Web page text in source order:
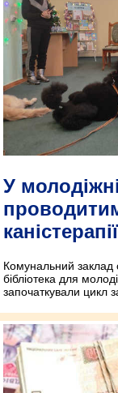
У
каністерапії
Комунальний заклад
бібліотека для
започаткували цикл